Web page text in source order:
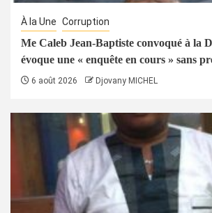
À la Une Corruption
Me Caleb Jean-Baptiste convoqué à la
évoque une « enquête en cours » sans
6 août 2026 Djovany MICHEL